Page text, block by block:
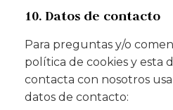
10. Datos de contacto
Para preguntas y/o
política de cookies y esta
contacta con nosotros
datos de contacto: